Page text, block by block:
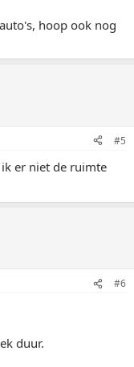
hoop ook nog
#5
er niet de ruimte
#6
duur.